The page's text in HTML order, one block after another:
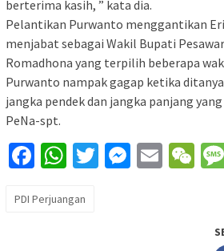
berterima kasih, ” kata dia.
Pelantikan Purwanto menggantikan
menjabat sebagai Wakil Bupati
Romadhona yang terpilih beberapa
Purwanto nampak gagap ketika
jangka pendek dan jangka panjang
PeNa-spt.
Facebook
WhatsApp
TwitterEmail
PDI Perjuangan